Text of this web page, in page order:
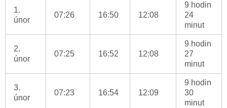
1.
únor
07:26 16:50 12:08
9 hodin
24
minut
2.
únor
07:25 16:52 12:08
9 hodin
27
minut
3.
únor
07:23 16:54 12:09
9 hodin
30
minut